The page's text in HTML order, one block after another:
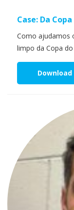
Case: Da
Como ajudamos
limpo da Copa
Download